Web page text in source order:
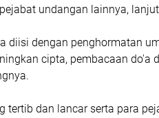
undangan lainnya,
diisi dengan penghormatan
cipta, pembacaan do'a
tertib dan lancar serta para